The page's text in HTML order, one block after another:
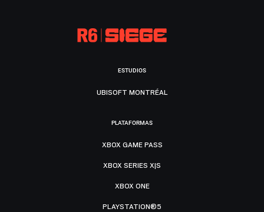
ESTUDIOS
UBISOFT MONTRÉAL
PLATAFORMAS
XBOX GAME PASS
XBOX SERIES X|S
XBOX ONE
PLAYSTATION®5